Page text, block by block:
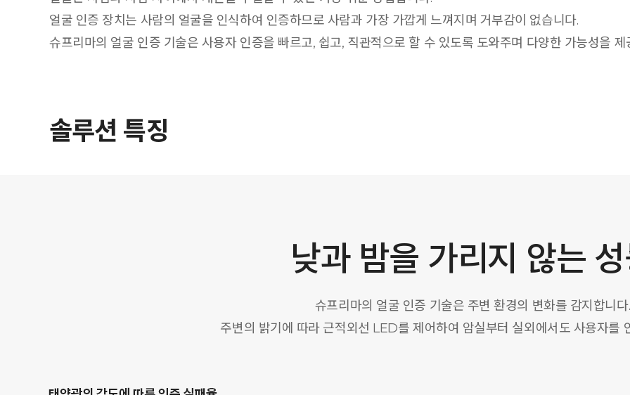
얼굴 인증 장치는 사람의 얼굴을 인식하여 인증하므로 사람과 가장 가깝게 느껴지며 거부감이 없습니다.
슈프리마의 얼굴 인증 기술은 사용자 인증을 빠르고, 쉽고, 직관적으로 할 수 있도록 도와주며 다양한 가능성을 제
솔루션 특징
낮과 밤을 가리지 않는
슈프리마의 얼굴 인증 기술은 주변 환경의 변화를 감지합니다.
주변의 밝기에 따라 근적외선 LED를 제어하여 암실부터 실외에서도 사용자를